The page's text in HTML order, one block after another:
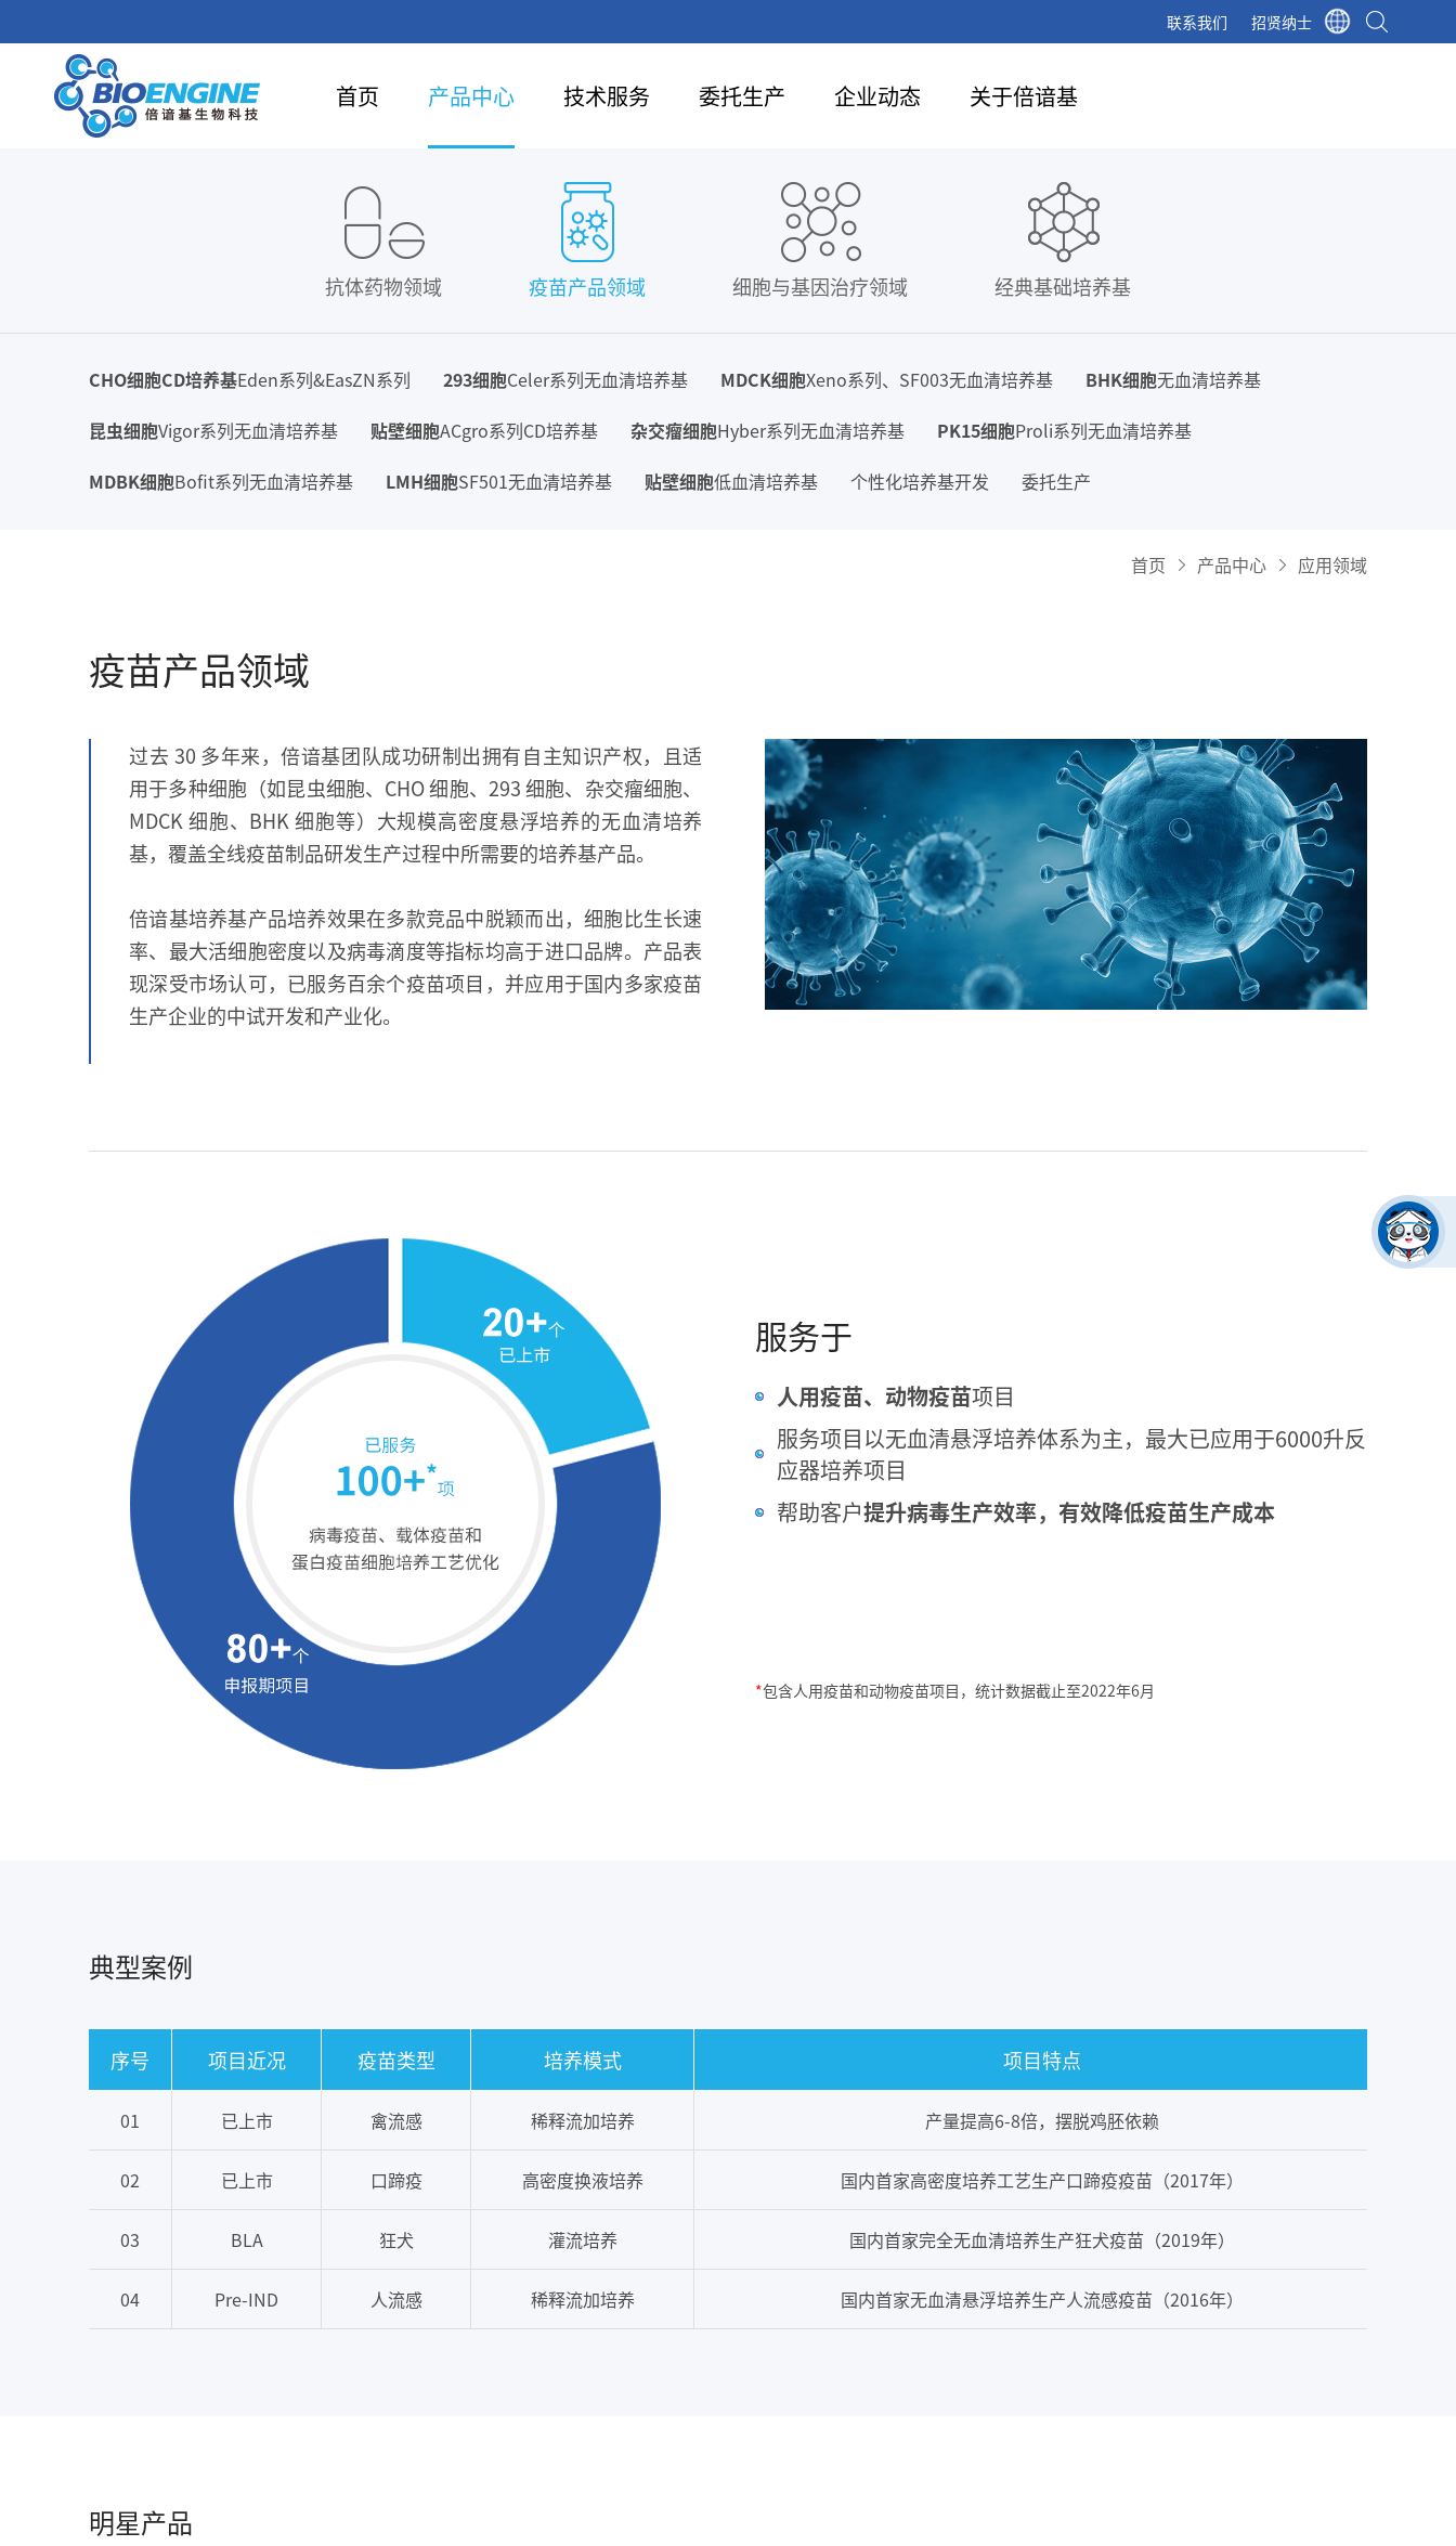
联系我们 招贤纳士
首页 产品中心 技术服务 委托生产 企业动态 关于倍谙基
抗体药物领域 疫苗产品领域 细胞与基因治疗领域 经典基础培养基
CHO细胞CD培养基Eden系列&EasZN系列 293细胞Celer系列无血清培养基 MDCK细胞Xeno系列、SF003无血清培养基 BHK细胞无血清培养基
昆虫细胞Vigor系列无血清培养基 贴壁细胞ACgro系列CD培养基 杂交瘤细胞Hyber系列无血清培养基 PK15细胞Proli系列无血清培养基
MDBK细胞Bofit系列无血清培养基 LMH细胞SF501无血清培养基 贴壁细胞低血清培养基 个性化培养基开发 委托生产
首页 产品中心 应用领域
疫苗产品领域
过去 30 多年来，倍谙基团队成功研制出拥有自主知识产权，且适
用于多种细胞（如昆虫细胞、CHO 细胞、293 细胞、杂交瘤细胞、
MDCK 细胞、BHK 细胞等）大规模高密度悬浮培养的无血清培养
基，覆盖全线疫苗制品研发生产过程中所需要的培养基产品。
倍谙基培养基产品培养效果在多款竞品中脱颖而出，细胞比生长速
率、最大活细胞密度以及病毒滴度等指标均高于进口品牌。产品表
现深受市场认可，已服务百余个疫苗项目，并应用于国内多家疫苗
生产企业的中试开发和产业化。
服务于
人用疫苗、动物疫苗项目
服务项目以无血清悬浮培养体系为主，最大已应用于6000升反
应器培养项目
帮助客户提升病毒生产效率，有效降低疫苗生产成本
*包含人用疫苗和动物疫苗项目，统计数据截止至2022年6月
典型案例
序号 项目近况 疫苗类型 培养模式 项目特点
01 已上市 禽流感 稀释流加培养 产量提高6-8倍，摆脱鸡胚依赖
02 已上市 口蹄疫 高密度换液培养 国内首家高密度培养工艺生产口蹄疫疫苗（2017年）
03 BLA 狂犬 灌流培养 国内首家完全无血清培养生产狂犬疫苗（2019年）
04 Pre-IND 人流感 稀释流加培养 国内首家无血清悬浮培养生产人流感疫苗（2016年）
明星产品